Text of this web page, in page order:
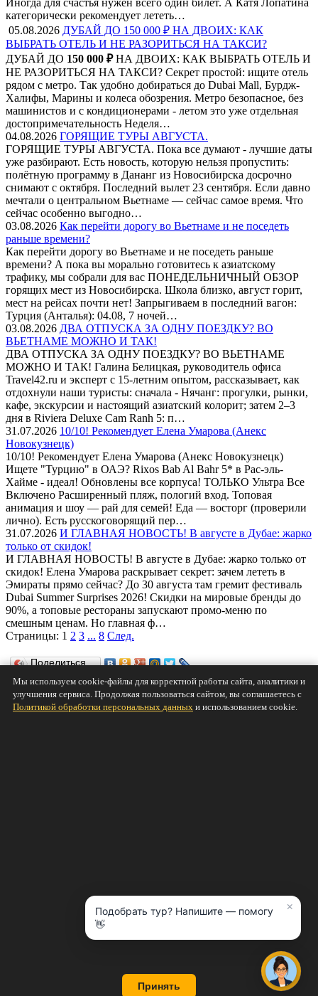
категорически рекомендует лететь…
05.08.2026 ДУБАЙ ДО 150 000 ₽ НА ДВОИХ: КАК
ВЫБРАТЬ ОТЕЛЬ И НЕ РАЗОРИТЬСЯ НА ТАКСИ?
ДУБАЙ ДО 150 000 ₽НА ДВОИХ: КАК ВЫБРАТЬ ОТЕЛЬ И
НЕ РАЗОРИТЬСЯ НА ТАКСИ? Секрет простой: ищите отель
рядом с метро. Так удобно добираться до Dubai Mall, Бурдж-
Халифы, Марины и колеса обозрения. Метро безопасное, без
машинистов и с кондиционерами - летом это уже отдельная
достопримечательность Неделя…
04.08.2026 ГОРЯЩИЕ ТУРЫ АВГУСТА.
ГОРЯЩИЕ ТУРЫ АВГУСТА. Пока все думают - лучшие даты
уже разбирают. Есть новость, которую нельзя пропустить:
полётную программу в Дананг из Новосибирска досрочно
снимают с октября. Последний вылет 23 сентября. Если давно
мечтали о центральном Вьетнаме — сейчас самое время. Что
сейчас особенно выгодно…
03.08.2026 Как перейти дорогу во Вьетнаме и не поседеть
раньше времени?
Как перейти дорогу во Вьетнаме и не поседеть раньше
времени? А пока вы морально готовитесь к азиатскому
трафику, мы собрали для вас ПОНЕДЕЛЬНИЧНЫЙ ОБЗОР
горящих мест из Новосибирска. Школа близко, август горит,
мест на рейсах почти нет! Запрыгиваем в последний вагон:
Турция (Анталья): 04.08, 7 ночей…
03.08.2026 ДВА ОТПУСКА ЗА ОДНУ ПОЕЗДКУ? ВО
ВЬЕТНАМЕ МОЖНО И ТАК!
ДВА ОТПУСКА ЗА ОДНУ ПОЕЗДКУ? ВО ВЬЕТНАМЕ
МОЖНО И ТАК! Галина Белицкая, руководитель офиса
Travel42.ru и эксперт с 15-летним опытом, рассказывает, как
отдохнули наши туристы: сначала - Нячанг: прогулки, рынки,
кафе, экскурсии и настоящий азиатский колорит; затем 2–3
дня в Riviera Deluxe Cam Ranh 5: п…
31.07.2026 10/10! Рекомендует Елена Умарова (Анекс
Новокузнецк)
10/10! Рекомендует Елена Умарова (Анекс Новокузнецк)
Ищете "Турцию" в ОАЭ? Rixos Bab Al Bahr 5* в Рас-эль-
Хайме - идеал! Обновлены все корпуса! ТОЛЬКО Ультра Все
Включено Расширенный пляж, пологий вход. Топовая
анимация и шоу — рай для семей! Еда — восторг (проверили
лично). Есть русскоговорящий пер…
31.07.2026 И ГЛАВНАЯ НОВОСТЬ! В августе в Дубае: жарко
только от скидок!
И ГЛАВНАЯ НОВОСТЬ! В августе в Дубае: жарко только от
скидок! Елена Умарова раскрывает секрет: зачем лететь в
Эмираты прямо сейчас? До 30 августа там гремит фестиваль
Dubai Summer Surprises 2026! Скидки на мировые бренды до
90%, а топовые рестораны запускают промо-меню по
смешным ценам. Но главная ф…
Страницы: 1 2 3 ... 8 След.
Поделиться…
Нравится
Мы используем cookie-файлы для корректной работы сайта, аналитики и
улучшения сервиса. Продолжая пользоваться сайтом, вы соглашаетесь с
Политикой обработки персональных данных и использованием cookie.
Принять
Подобрать тур? Напишите — помогу
👋
×